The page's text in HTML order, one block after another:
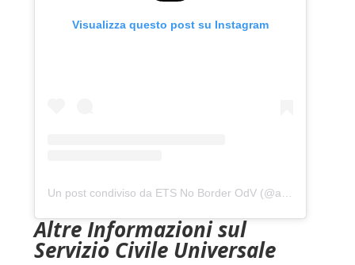
Visualizza questo post su Instagram
Altre Informazioni sul
Servizio Civile Universale